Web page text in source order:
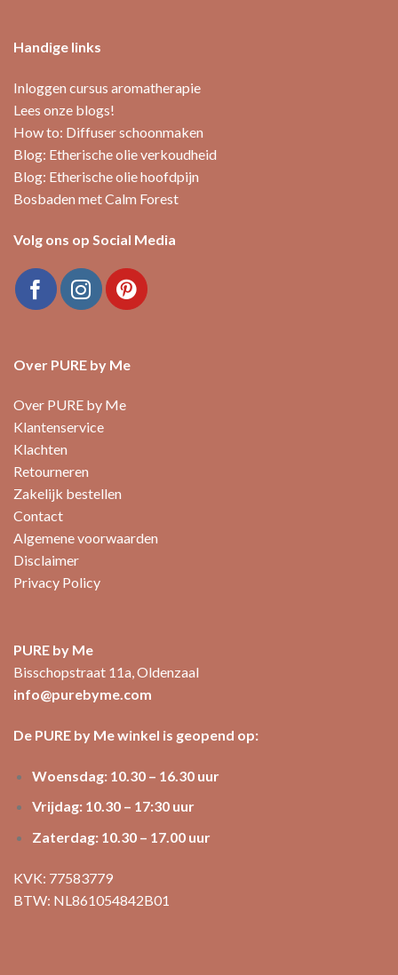
Handige links
Inloggen cursus aromatherapie
Lees onze blogs!
How to: Diffuser schoonmaken
Blog: Etherische olie verkoudheid
Blog: Etherische olie hoofdpijn
Bosbaden met Calm Forest
Volg ons op Social Media
Over PURE by Me
Over PURE by Me
Klantenservice
Klachten
Retourneren
Zakelijk bestellen
Contact
Algemene voorwaarden
Disclaimer
Privacy Policy
PURE by Me
Bisschopstraat 11a, Oldenzaal
info@purebyme.com
De PURE by Me winkel is geopend op:
Woensdag: 10.30 – 16.30 uur
Vrijdag: 10.30 – 17:30 uur
Zaterdag: 10.30 – 17.00 uur
KVK: 77583779
BTW: NL861054842B01